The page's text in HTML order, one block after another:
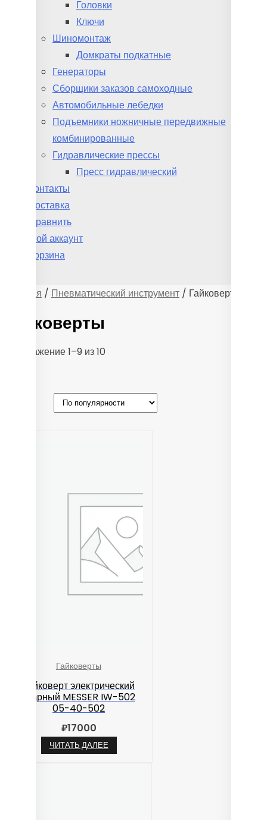
Головки
Ключи
Шиномонтаж
Домкраты подкатные
Генераторы
Сборщики заказов самоходные
Автомобильные лебедки
Подъемники ножничные передвижные
комбинированные
Гидравлические прессы
Пресс гидравлический
Контакты
Доставка
Сравнить
Мой аккаунт
Корзина
Главная / Пневматический инструмент / Гайковерты
Гайковерты
Отображение 1–9 из 10
Гайковерты
Гайковерт электрический
ударный MESSER IW-502
05-40-502
₽17000
ЧИТАТЬ ДАЛЕЕ